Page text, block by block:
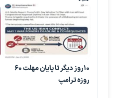
۱۰روز دیگر تا پایان مهلت ۶۰
روزه ترامپ